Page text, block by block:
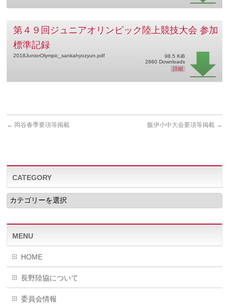
第４９回ジュニアオリンピック陸上競技大会 参加
標準記録
2018JuniorOlympic_sankahyozyun.pdf
98.5 KiB
2860 Downloads
詳細
← 岡谷春季要項等掲載 飯伊小中大会要項等掲載 →
CATEGORY
CATEGORY
MENU
HOME
長野陸協について
委員会情報